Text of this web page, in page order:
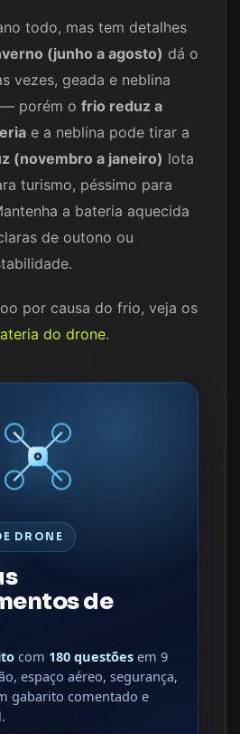
todo, mas tem detalhes
(junho a agosto) dá o
vezes, geada e neblina
porém o frio reduz a
e a neblina pode tirar a
(novembro a janeiro) lota
turismo, péssimo para
a bateria aquecida
de outono ou
por causa do frio, veja os
do drone.
DRONE
de
com 180 questões em 9
espaço aéreo, segurança,
gabarito comentado e